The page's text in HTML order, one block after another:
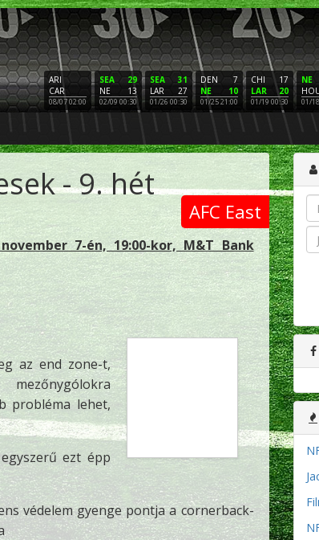
ARI
CAR
08/07 02:00
29
SEA
13
NE
02/09 00:30
31
SEA
27
LAR
01/26 00:30
7
DEN
10
NE
01/25 21:00
17
CHI
20
LAR
01/19 00:30
NE
01/
- 9. hét
AFC East
7-én, 19:00-kor, M&T Bank
az end zone-t,
probléma lehet,
ezt épp
védelem gyenge pontja a cornerback-